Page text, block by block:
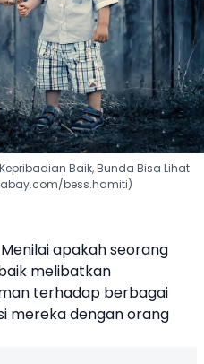
Baik, Bunda Bisa Lihat
bess.hamiti)
apakah seorang
melibatkan
terhadap berbagai
mereka dengan orang